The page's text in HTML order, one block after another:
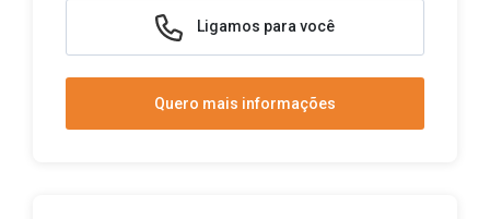
Ligamos para você
Quero mais informações